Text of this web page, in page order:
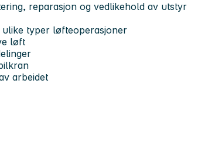
reparasjon og vedlikehold av utstyr
typer løfteoperasjoner
løft
arbeidet